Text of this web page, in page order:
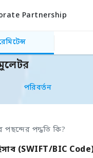
Partnership
পরিবর্তন
পছন্দের পদ্ধতি কি?
(SWIFT/BIC